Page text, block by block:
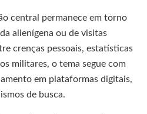
central permanece em torno
alienígena ou de visitas
crenças pessoais, estatísticas
militares, o tema segue com
em plataformas digitais,
de busca.